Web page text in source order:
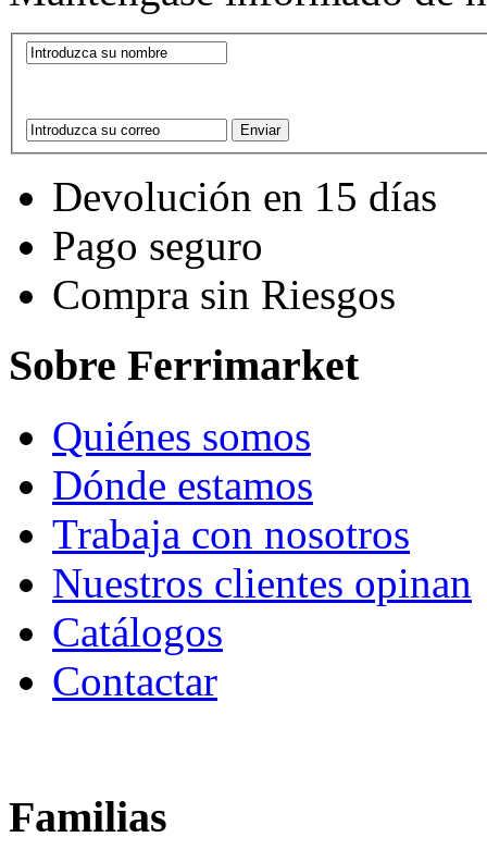
Devolución en 15 días
Pago seguro
Compra sin Riesgos
Sobre Ferrimarket
Quiénes somos
Dónde estamos
Trabaja con nosotros
Nuestros clientes opinan
Catálogos
Contactar
Familias